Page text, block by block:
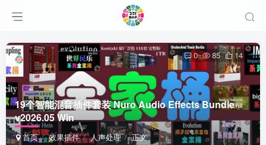
19个智能混音插件套装 Nuro Audio Effects Bundle
v2026.05 Win
首页 效果插件 人声处理 正文
0 85 14